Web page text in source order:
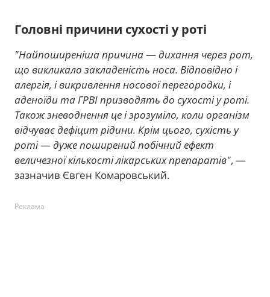
Головні причини сухості у роті
"Найпоширеніша причина—дихання через рот,
що викликало закладеність носа. Відповідно і
алергія, і викривлення носової перегородки, і
аденоїди та ГРВІ призводять до сухості у роті.
Також зневоднення це і зрозуміло, коли організм
відчуває дефіцит рідини. Крім цього, сухість у
роті—дуже поширений побічний ефект
величезної кількості лікарських препаратів", —
зазначив Євген Комаровський.
Реклама